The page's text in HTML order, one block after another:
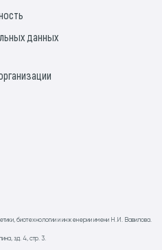
биотехнологии и инженерии имени Н.И. Вавилова.
зд. 4, стр. 3.
данных